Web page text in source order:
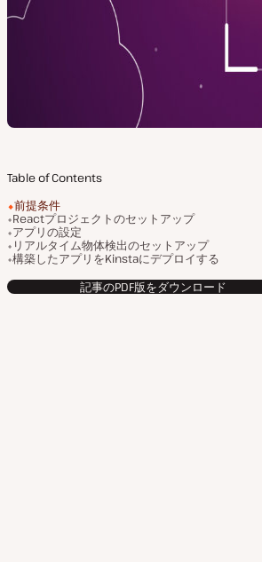
Table of Contents
前提条件
Reactプロジェクトのセットアップ
アプリの設定
リアルタイム物体検出のセットアップ
構築したアプリをKinstaにデプロイする
記事のPDF版をダウンロード